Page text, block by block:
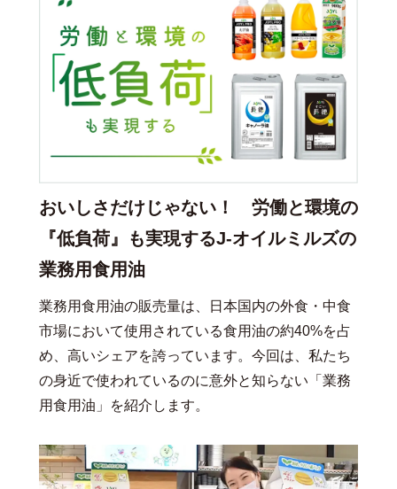
おいしさだけじゃない！ 労働と環境の
『低負荷』も実現するJ-オイルミルズの
業務用食用油
業務用食用油の販売量は、日本国内の外食・中食
市場において使用されている食用油の約40%を占
め、高いシェアを誇っています。今回は、私たち
の身近で使われているのに意外と知らない「業務
用食用油」を紹介します。